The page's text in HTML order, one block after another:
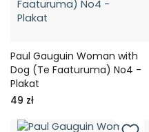
Paul Gauguin Woman with
Dog (Te Faaturuma) No4 -
Plakat
49 zł